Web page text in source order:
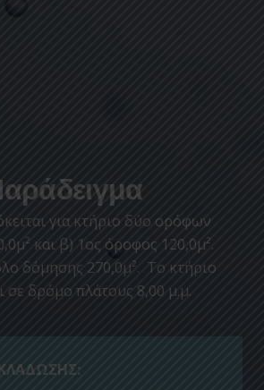
για κτήριο δύο ορόφων
και β) 1ος όροφος 120,0μ².
δόμησης 270,0μ². Το κτήριο
σε δρόμο πλάτους 8,00 μ.μ.